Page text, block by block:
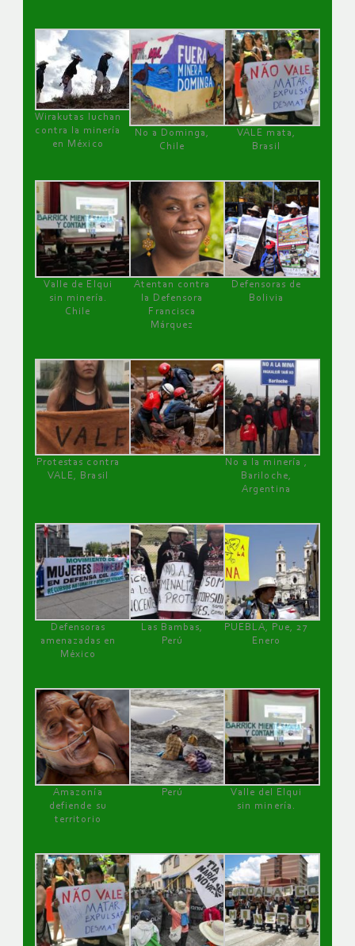
Wirakutas luchan
contra la minería
en México
No a Dominga,
Chile
VALE mata,
Brasil
Valle de Elqui
sin minería.
Chile
Atentan contra
la Defensora
Francisca
Márquez
Defensoras de
Bolivia
Protestas contra
VALE, Brasil
No a la minería ,
Bariloche,
Argentina
Defensoras
amenazadas en
México
Las Bambas,
Perú
PUEBLA, Pue, 27
Enero
Amazonía
defiende su
territorio
Perú
Valle del Elqui
sin minería.